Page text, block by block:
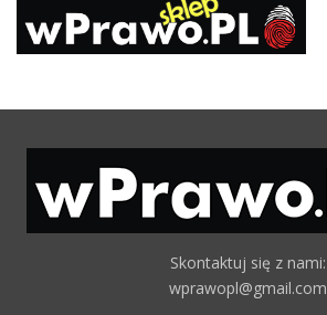
Skontaktuj się z nami:
wprawopl@gmail.com